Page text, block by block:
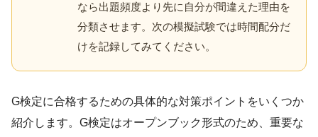
なら出題頻度より先に自分が間違えた理由を
分類させます。次の模擬試験では時間配分だ
けを記録してみてください。
G検定に合格するための具体的な対策ポイントをいくつか
紹介します。G検定はオープンブック形式のため、重要な